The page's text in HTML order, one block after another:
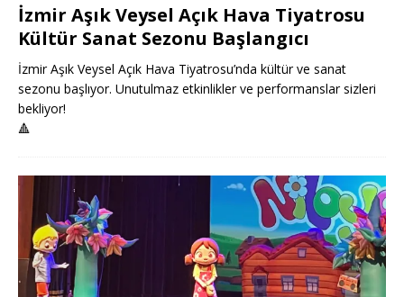
İzmir Aşık Veysel Açık Hava Tiyatrosu
Kültür Sanat Sezonu Başlangıcı
İzmir Aşık Veysel Açık Hava Tiyatrosu’nda kültür ve sanat
sezonu başlıyor. Unutulmaz etkinlikler ve performanslar sizleri
bekliyor!
🔺